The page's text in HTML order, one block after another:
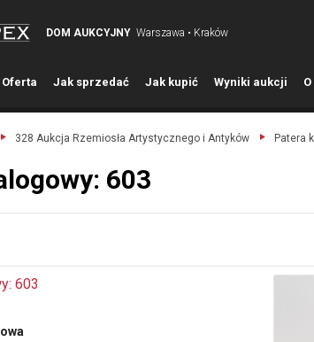
DOM AUKCYJNY Warszawa • Kraków
Oferta Jak sprzedać Jak kupić Wyniki aukcji O
328 Aukcja Rzemiosła Artystycznego i Antyków Patera
603
603